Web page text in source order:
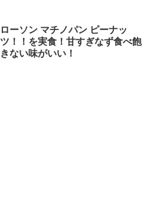
ローソン マチノパン ピーナッ
ツ！！を実食！甘すぎなず食べ飽
きない味がいい！